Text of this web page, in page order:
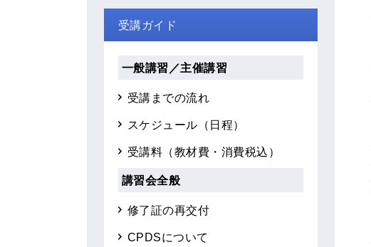
受講ガイド
一般講習／主催講習
受講までの流れ
スケジュール（日程）
受講料（教材費・消費税込）
講習会全般
修了証の再交付
CPDSについて